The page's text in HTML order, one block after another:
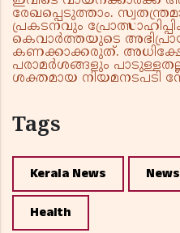
രേഖപ്പെടുത്താം.
പ്രകടനവും
കെവാർത്തയുടെ
കണക്കാക്കരുത്.
പരാമർശങ്ങളും
ശക്തമായ നിയമനടപടി
Tags
Kerala News News
Health